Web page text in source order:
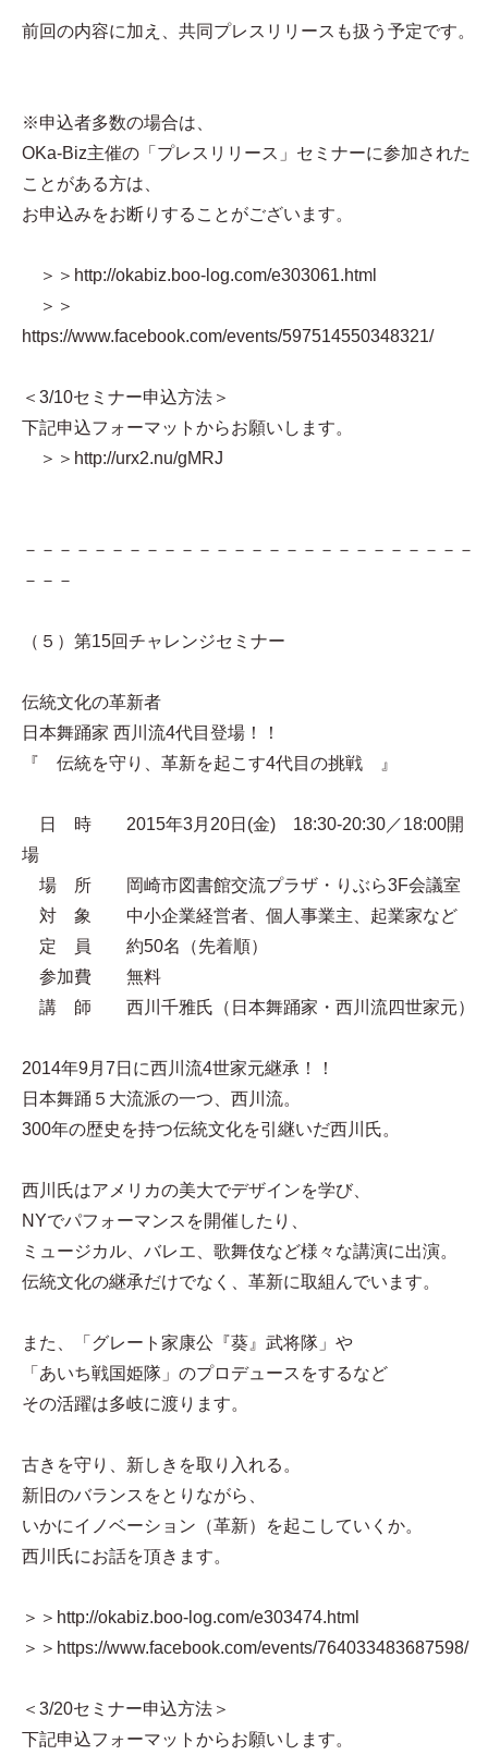
前回の内容に加え、共同プレスリリースも扱う予定です。
※申込者多数の場合は、
OKa-Biz主催の「プレスリリース」セミナーに参加された
ことがある方は、
お申込みをお断りすることがございます。
＞＞http://okabiz.boo-log.com/e303061.html
＞＞
https://www.facebook.com/events/597514550348321/
＜3/10セミナー申込方法＞
下記申込フォーマットからお願いします。
＞＞http://urx2.nu/gMRJ
－－－－－－－－－－－－－－－－－－－－－－－－－－
－－－
（５）第15回チャレンジセミナー
伝統文化の革新者
日本舞踊家 西川流4代目登場！！
『 伝統を守り、革新を起こす4代目の挑戦 』
日 時 2015年3月20日(金) 18:30-20:30／18:00開
場
場 所 岡崎市図書館交流プラザ・りぶら3F会議室
対 象 中小企業経営者、個人事業主、起業家など
定 員 約50名（先着順）
参加費 無料
講 師 西川千雅氏（日本舞踊家・西川流四世家元）
2014年9月7日に西川流4世家元継承！！
日本舞踊５大流派の一つ、西川流。
300年の歴史を持つ伝統文化を引継いだ西川氏。
西川氏はアメリカの美大でデザインを学び、
NYでパフォーマンスを開催したり、
ミュージカル、バレエ、歌舞伎など様々な講演に出演。
伝統文化の継承だけでなく、革新に取組んでいます。
また、「グレート家康公『葵』武将隊」や
「あいち戦国姫隊」のプロデュースをするなど
その活躍は多岐に渡ります。
古きを守り、新しきを取り入れる。
新旧のバランスをとりながら、
いかにイノベーション（革新）を起こしていくか。
西川氏にお話を頂きます。
＞＞http://okabiz.boo-log.com/e303474.html
＞＞https://www.facebook.com/events/764033483687598/
＜3/20セミナー申込方法＞
下記申込フォーマットからお願いします。